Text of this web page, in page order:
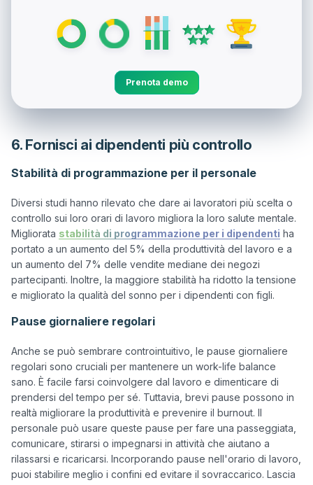
Prenota demo
6. Fornisci ai dipendenti più controllo
Stabilità di programmazione per il personale
Diversi studi hanno rilevato che dare ai lavoratori più scelta o
controllo sui loro orari di lavoro migliora la loro salute mentale.
Migliorata stabilità di programmazione per i dipendenti ha
portato a un aumento del 5% della produttività del lavoro e a
un aumento del 7% delle vendite mediane dei negozi
partecipanti. Inoltre, la maggiore stabilità ha ridotto la tensione
Pause giornaliere regolari
Anche se può sembrare controintuitivo, le pause giornaliere
regolari sono cruciali per mantenere un work-life balance
sano. È facile farsi coinvolgere dal lavoro e dimenticare di
prendersi del tempo per sé. Tuttavia, brevi pause possono in
realtà migliorare la produttività e prevenire il burnout. Il
personale può usare queste pause per fare una passeggiata,
comunicare, stirarsi o impegnarsi in attività che aiutano a
rilassarsi e ricaricarsi. Incorporando pause nell'orario di lavoro,
puoi stabilire meglio i confini ed evitare il sovraccarico. Lascia